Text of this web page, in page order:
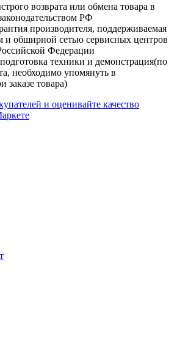
возврата или обмена товара в
РФ
производителя, поддерживаемая
и обширной сетью сервисных центров
Федерации
техники и демонстрация(по
необходимо упомянуть в
заказе товара)